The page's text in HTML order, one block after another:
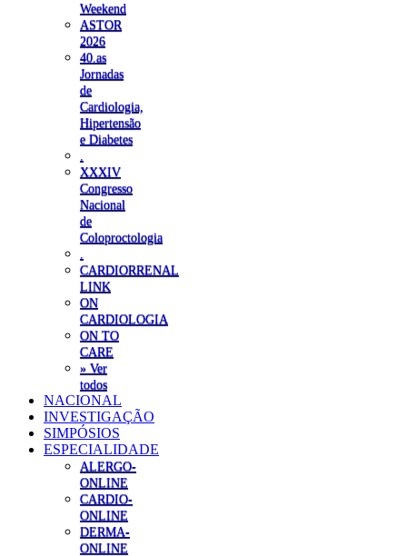
Weekend
ASTOR
2026
40.as
Jornadas
de
Cardiologia,
Hipertensão
e Diabetes
XXXIV
Congresso
Nacional
de
Coloproctologia
CARDIORRENAL
LINK
ON
CARDIOLOGIA
ON TO
CARE
» Ver
todos
NACIONAL
INVESTIGAÇÃO
SIMPÓSIOS
ESPECIALIDADE
ALERGO-
ONLINE
CARDIO-
ONLINE
DERMA-
ONLINE